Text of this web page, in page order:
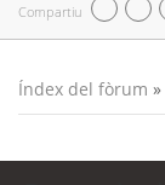
Compartiu
Índex del fòrum »